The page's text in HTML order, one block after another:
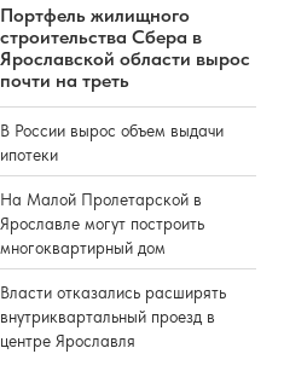
Портфель жилищного
строительства Сбера в
Ярославской области вырос
почти на треть
В России вырос объем выдачи
ипотеки
На Малой Пролетарской в
Ярославле могут построить
многоквартирный дом
Власти отказались расширять
внутриквартальный проезд в
центре Ярославля